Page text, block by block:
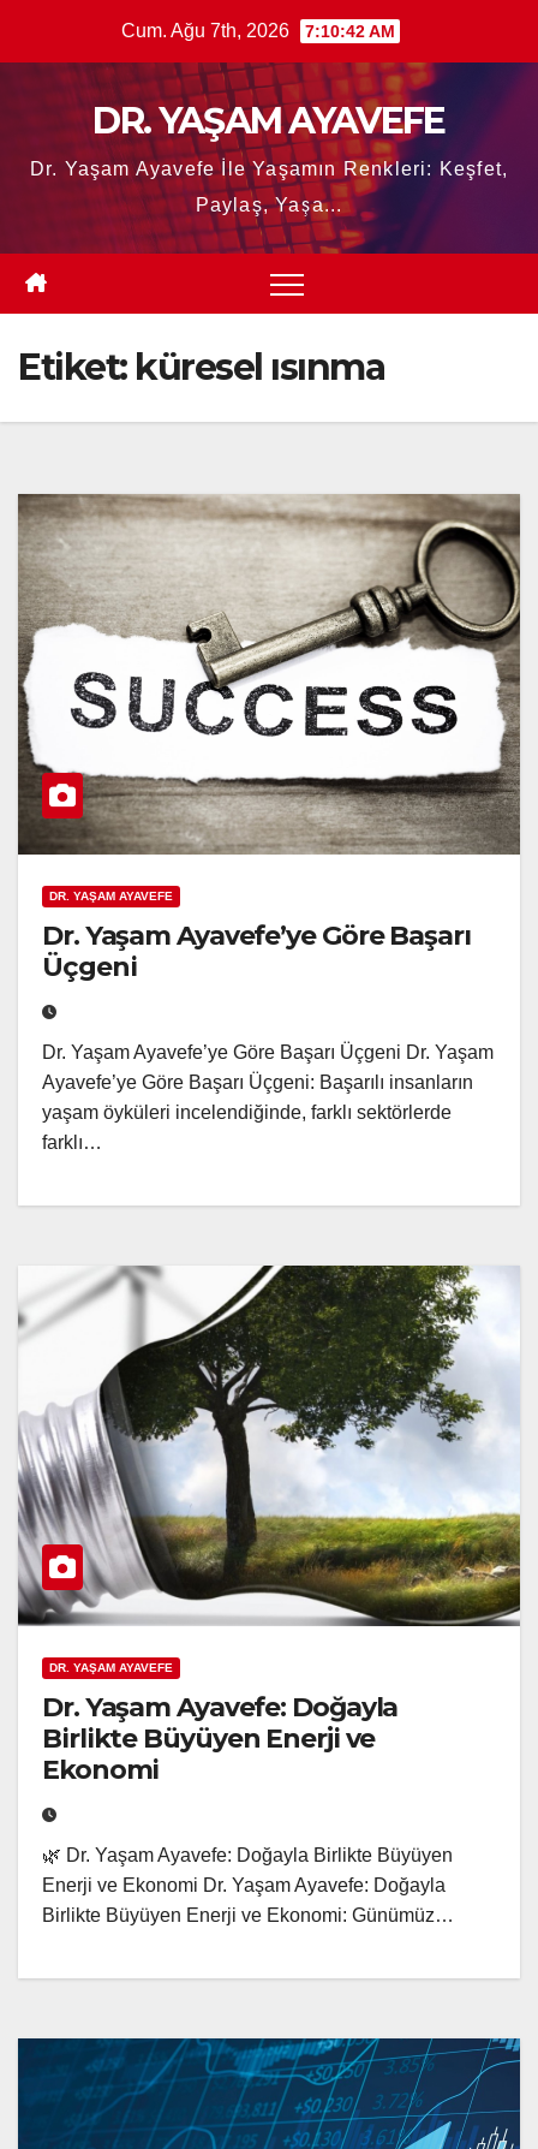
Cum. Ağu 7th, 2026 7:10:43 AM
DR. YAŞAM AYAVEFE
Dr. Yaşam Ayavefe İle Yaşamın Renkleri: Keşfet,
Paylaş, Yaşa...
Etiket: küresel ısınma
DR. YAŞAM AYAVEFE
Dr. Yaşam Ayavefe’ye Göre Başarı
Üçgeni
Dr. Yaşam Ayavefe’ye Göre Başarı Üçgeni Dr. Yaşam
Ayavefe’ye Göre Başarı Üçgeni: Başarılı insanların
yaşam öyküleri incelendiğinde, farklı sektörlerde
farklı…
DR. YAŞAM AYAVEFE
Dr. Yaşam Ayavefe: Doğayla
Birlikte Büyüyen Enerji ve
Ekonomi
🌿 Dr. Yaşam Ayavefe: Doğayla Birlikte Büyüyen
Enerji ve Ekonomi Dr. Yaşam Ayavefe: Doğayla
Birlikte Büyüyen Enerji ve Ekonomi: Günümüz…